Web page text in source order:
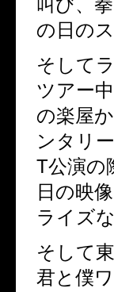
叫び、
の日の
そして
ツアー
の楽屋
ンタリ
T公演の
日の映
ライズな
そして
君と僕